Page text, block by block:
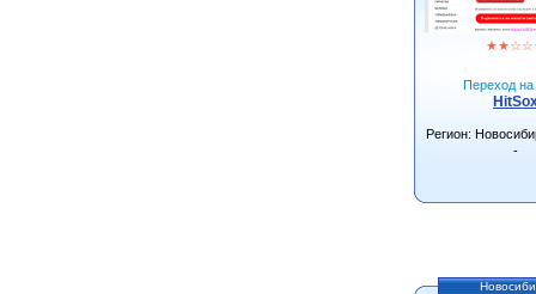
★★☆☆
Переход на
Регион:
-